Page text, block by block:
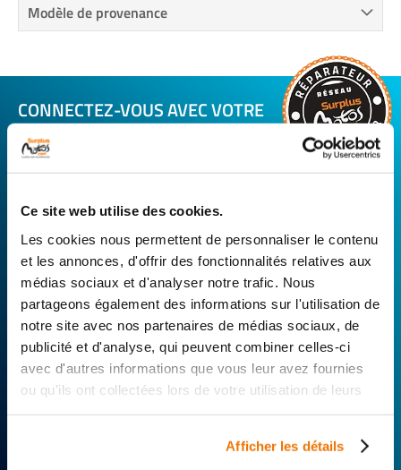
Ce site web utilise des cookies.
Les cookies nous permettent de personnaliser le contenu
et les annonces, d'offrir des fonctionnalités relatives aux
médias sociaux et d'analyser notre trafic. Nous
partageons également des informations sur l'utilisation de
notre site avec nos partenaires de médias sociaux, de
publicité et d'analyse, qui peuvent combiner celles-ci
avec d'autres informations que vous leur avez fournies
ou qu'ils ont collectées lors de votre utilisation de leurs
Afficher les détails
Modèle de provenance
CONNECTEZ-VOUS AVEC VOTRE
RÉPARATEUR FAVORI
technique de notre réseau de Réparateurs-
d’occasion garanties à la révision complète de
votre 2 roues, trouvez le garage le plus proche de
chez vous.
Rechercher par...